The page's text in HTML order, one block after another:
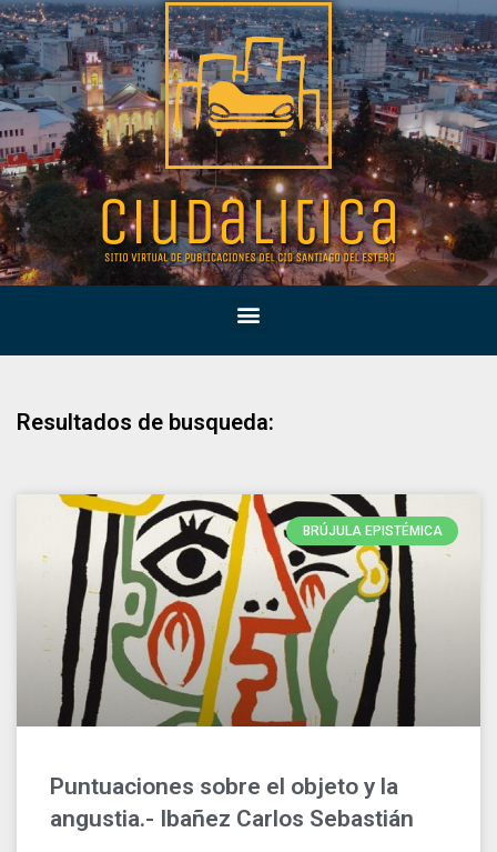
Resultados de busqueda:
BRÚJULA EPISTÉMICA
Puntuaciones sobre el objeto y la
angustia.- Ibañez Carlos Sebastián